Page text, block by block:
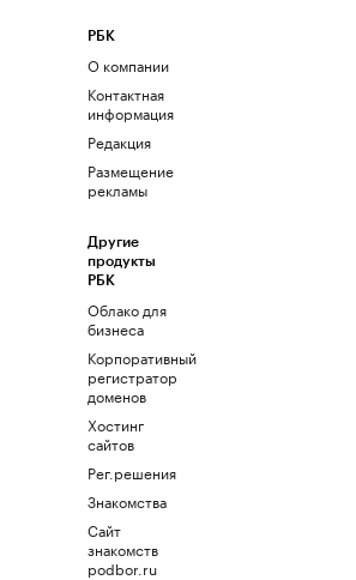
РБК
О компании
Контактная
информация
Редакция
Размещение
рекламы
Другие
продукты
РБК
Облако для
бизнеса
Корпоративный
регистратор
доменов
Хостинг
сайтов
Рег.решения
Знакомства
Сайт
знакомств
podbor.ru